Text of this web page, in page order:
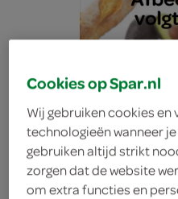
Cookies op Spar.nl
Wij gebruiken cookies en
technologieën wanneer
gebruiken altijd strikt
zorgen dat de website
om extra functies en